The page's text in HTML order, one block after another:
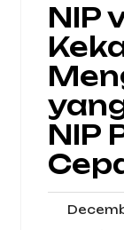
NIP
NIP